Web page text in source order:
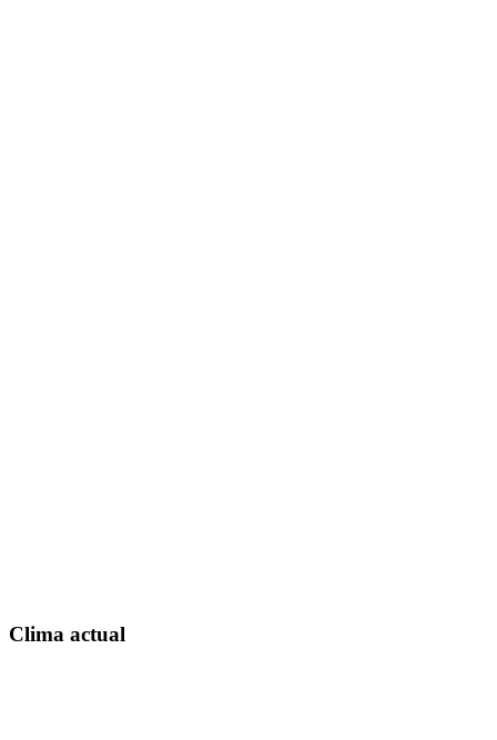
Clima actual